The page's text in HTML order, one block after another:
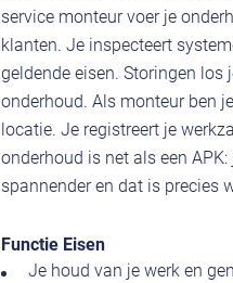
service monteur voer je
klanten. Je inspecteert
geldende eisen. Storingen los
onderhoud. Als monteur ben
locatie. Je registreert je
onderhoud is net als een
spannender en dat is precies
Functie Eisen
Je houd van je werk en